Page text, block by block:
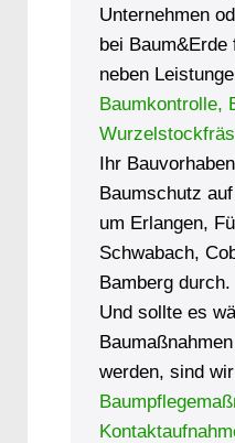
Unternehmen
bei Baum&Erde
neben
Baumkontrolle,
Ihr
Baumschutz
um Erlangen,
Schwabach,
Bamberg durch.
Und sollte es
werden, sind